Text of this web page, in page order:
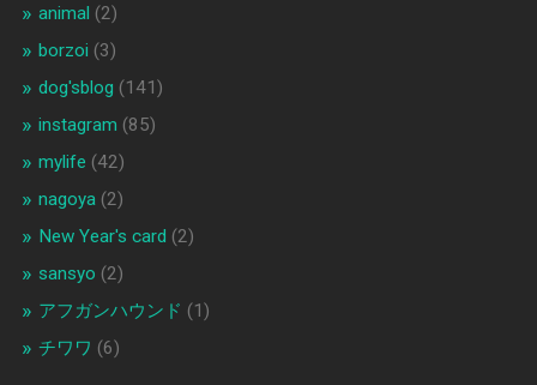
animal (2)
borzoi (3)
dog'sblog (141)
instagram (85)
mylife (42)
nagoya(2)
New Year's card (2)
sansyo (2)
アフガンハウンド (1)
チワワ (6)